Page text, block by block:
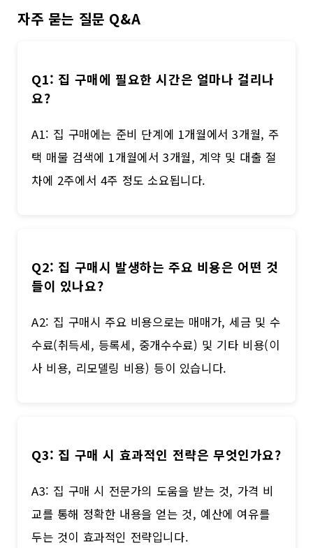
자주 묻는 질문 Q&A
Q1: 집 구매에 필요한 시간은 얼마나 걸리나
요?
A1: 집 구매에는 준비 단계에 1개월에서 3개월, 주
택 매물 검색에 1개월에서 3개월, 계약 및 대출 절
차에 2주에서 4주 정도 소요됩니다.
Q2: 집 구매시 발생하는 주요 비용은 어떤 것
들이 있나요?
A2: 집 구매시 주요 비용으로는 매매가, 세금 및 수
수료(취득세, 등록세, 중개수수료) 및 기타 비용(이
사 비용, 리모델링 비용) 등이 있습니다.
Q3: 집 구매 시 효과적인 전략은 무엇인가요?
A3: 집 구매 시 전문가의 도움을 받는 것, 가격 비
교를 통해 정확한 내용을 얻는 것, 예산에 여유를
두는 것이 효과적인 전략입니다.